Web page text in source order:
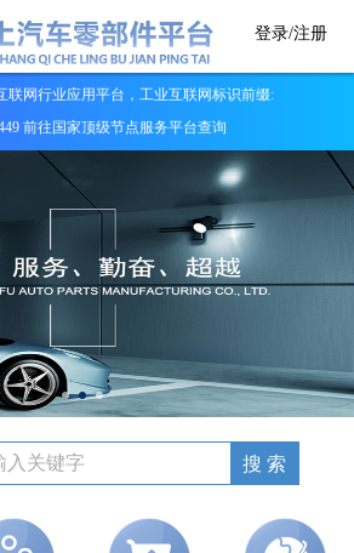
登录/注册
联网行业应用平台，工业互联网标识前缀:
前往国家顶级节点服务平台查询
搜 索